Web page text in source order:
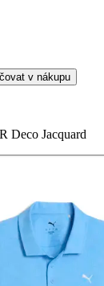
v nákupu
Deco Jacquard